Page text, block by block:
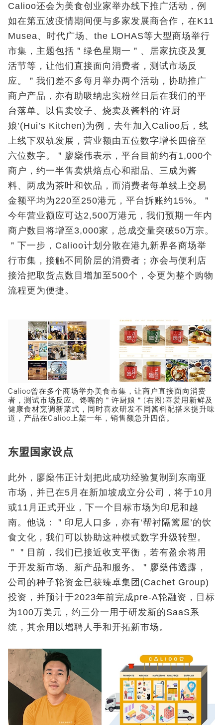
Calioo还会为美食创业家举办线下推广活动，例
如在第五波疫情期间便与多家发展商合作，在K11
Musea、时代广场、the LOHAS等大型商场举行
市集，主题包括＂绿色星期一＂、居家抗疫及复
活节等，让他们直接面向消费者，测试市场反
应。＂我们差不多每月举办两个活动，协助推广
商户产品，亦有助吸纳忠实粉丝日后在我们的平
台落单。以售卖饺子、烧卖及酱料的‘许厨
娘’(Hui’s Kitchen)为例，去年加入Calioo后，线
上线下双轨发展，营业额由五位数字增长四倍至
六位数字。＂廖燊伟表示，平台目前约有1,000个
商户，约一半售卖烘焙点心和甜品、三成为酱
料、两成为茶叶和饮品，而消费者每单线上交易
金额平均为220至250港元，平台拆账约15%。＂
今年营业额应可达2,500万港元，我们预期一年内
商户数目将增至3,000家，总成交量突破50万宗。
＂下一步，Calioo计划分散在港九新界各商场举
行市集，接触不同阶层的消费者；亦会与便利店
接洽把取货点数目增加至500个，令更为整个购物
流程更为便捷。
Calioo曾在多个商场举办美食市集，让商户直接面向消费
者，测试市场反应。馋嘴的＂许厨娘＂(右图)喜爱用新鲜及
健康食材烹调新菜式，同时喜欢研发不同酱料配搭来提升味
道，产品在Calioo上架一年，销售额急升四倍。
东盟国家设点
此外，廖燊伟正计划把此成功经验复制到东南亚
市场，并已在5月在新加坡成立分公司，将于10月
或11月正式开业，下一个目标市场为印尼和越
南。他说：＂印尼人口多，亦有‘帮衬隔篱屋’的饮
食文化，我们可以协助这种模式数字升级转型。
＂＂目前，我们已接近收支平衡，若有盈余将用
于开发新市场、新产品和服务。＂廖燊伟透露，
公司的种子轮资金已获臻卓集团(Cachet Group)
投资，并预计于2023年前完成pre-A轮融资，目标
为100万美元，约三分一用于研发新的SaaS系
统，其余用以增聘人手和开拓新市场。